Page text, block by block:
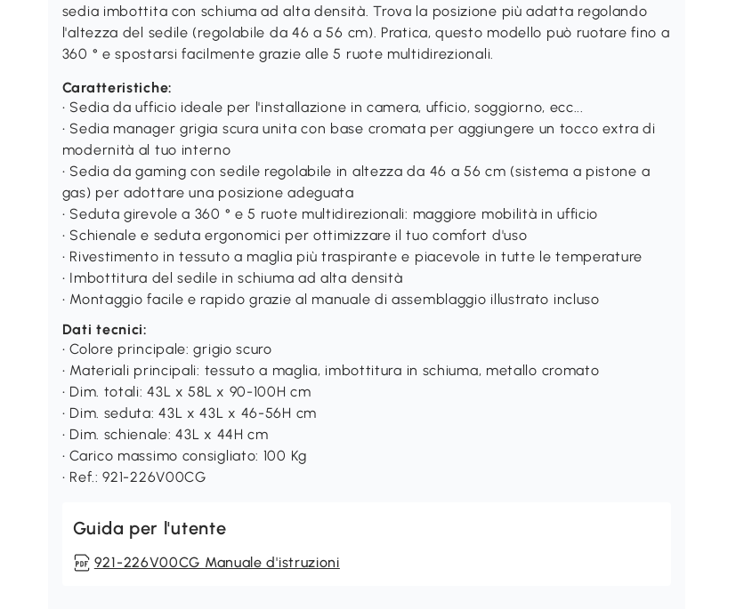
sedia imbottita con schiuma ad alta densità. Trova la posizione più adatta regolando
l'altezza del sedile (regolabile da 46 a 56 cm). Pratica, questo modello può ruotare fino a
360 ° e spostarsi facilmente grazie alle 5 ruote multidirezionali.
Caratteristiche:
• Sedia da ufficio ideale per l'installazione in camera, ufficio, soggiorno, ecc...
• Sedia manager grigia scura unita con base cromata per aggiungere un tocco extra di
modernità al tuo interno
• Sedia da gaming con sedile regolabile in altezza da 46 a 56 cm (sistema a pistone a
gas) per adottare una posizione adeguata
• Seduta girevole a 360 ° e 5 ruote multidirezionali: maggiore mobilità in ufficio
• Schienale e seduta ergonomici per ottimizzare il tuo comfort d'uso
• Rivestimento in tessuto a maglia più traspirante e piacevole in tutte le temperature
• Imbottitura del sedile in schiuma ad alta densità
• Montaggio facile e rapido grazie al manuale di assemblaggio illustrato incluso
Dati tecnici:
• Colore principale: grigio scuro
• Materiali principali: tessuto a maglia, imbottitura in schiuma, metallo cromato
• Dim. totali: 43L x 58L x 90-100H cm
• Dim. seduta: 43L x 43L x 46-56H cm
• Dim. schienale: 43L x 44H cm
• Carico massimo consigliato: 100 Kg
• Ref.: 921-226V00CG
Guida per l'utente
921-226V00CG Manuale d'istruzioni